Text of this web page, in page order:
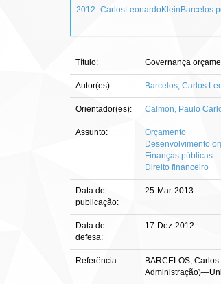
Título: Governança
Autor(es): Barcelos, Carlos
Orientador(es): Calmon, Paulo
Assunto:
Orçamento
Desenvolvimento
Finanças públicas
Direito financeiro
Data de
publicação:
25-Mar-2013
Data de
defesa:
17-Dez-2012
Referência:
BARCELOS,